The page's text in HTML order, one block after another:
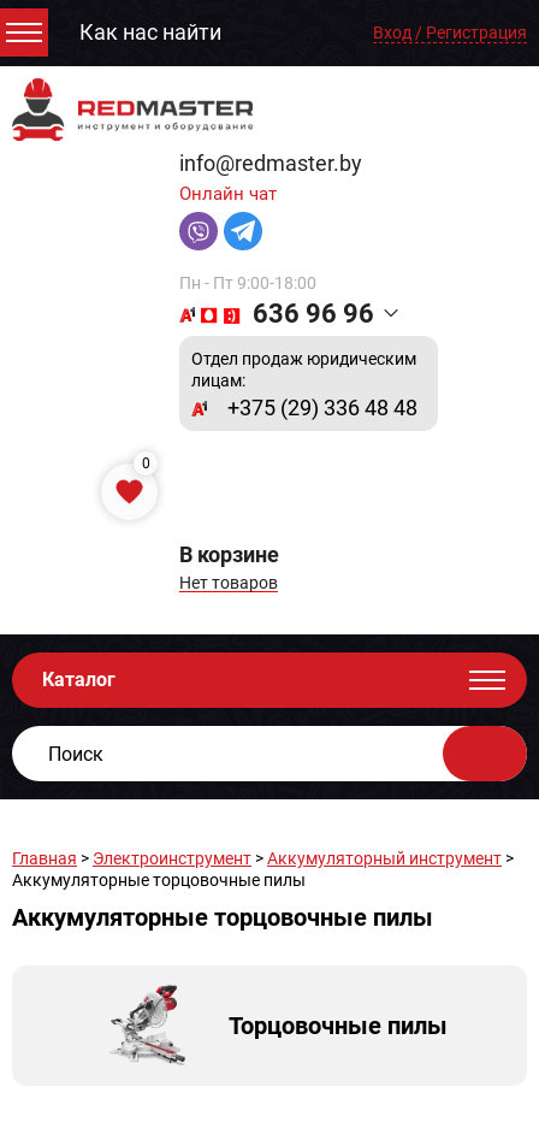
Как нас найти Вход / Регистрация
info@redmaster.by
Онлайн чат
Пн - Пт 9:00-18:00
636 96 96
Отдел продаж юридическим
лицам:
+375 (29) 336 48 48
0
В корзине
Нет товаров
Каталог
Главная > Электроинструмент >Аккумуляторный инструмент >
Аккумуляторные торцовочные пилы
Аккумуляторные торцовочные пилы
Торцовочные пилы